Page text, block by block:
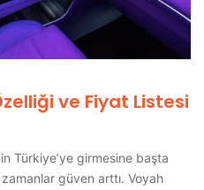
ve Fiyat Listesi
Türkiye’ye girmesine başta
güven arttı. Voyah